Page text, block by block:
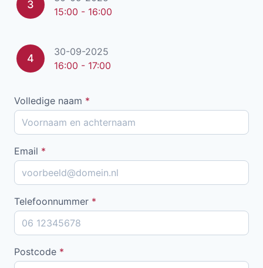
3
15:00 - 16:00
4
30-09-2025
16:00 - 17:00
Volledige naam *
Email *
Telefoonnummer *
Postcode *